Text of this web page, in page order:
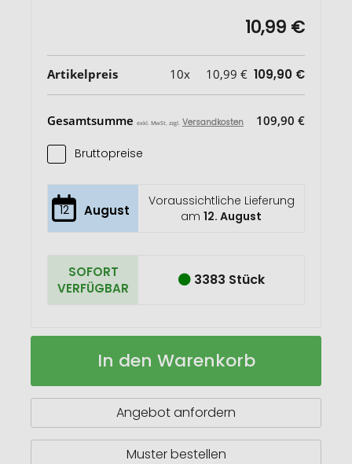
10,99 €
Artikelpreis 10x 10,99 € 109,90 €
Gesamtsumme exkl. MwSt. zzgl. Versandkosten 109,90 €
Bruttopreise
12 August
Voraussichtliche Lieferung
am12. August
SOFORT
VERFÜGBAR
3383 Stück
Lagan
Kupfer-
mit
Auf
In den Warenkorb
Angebot anfordern
Muster bestellen